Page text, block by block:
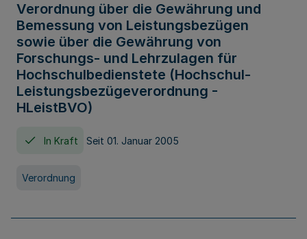
Verordnung über die Gewährung und
Bemessung von Leistungsbezügen
sowie über die Gewährung von
Forschungs- und Lehrzulagen für
Hochschulbedienstete (Hochschul-
Leistungsbezügeverordnung -
HLeistBVO)
In Kraft Seit 01. Januar 2005
Verordnung